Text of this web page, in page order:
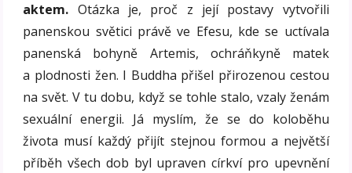
aktem. Otázka je, proč z její postavy vytvořili
panenskou světici právě ve Efesu, kde se uctívala
panenská bohyně Artemis, ochráňkyně matek
a plodnosti žen. I Buddha přišel přirozenou cestou
na svět. V tu dobu, když se tohle stalo, vzaly ženám
sexuální energii. Já myslím, že se do koloběhu
života musí každý přijít stejnou formou a největší
příběh všech dob byl upraven církví pro upevnění